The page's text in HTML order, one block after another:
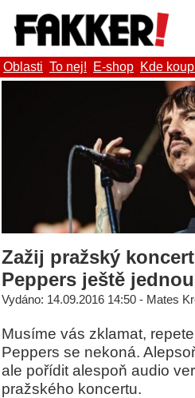
Oblasti To nej! E-shop Kde
Zažij pražský
Peppers ještě
Vydáno: 14.09.2016 14:50 - Mates
Musíme vás zklamat,
Peppers se nekoná.
ale pořídit alespoň audio
pražského koncertu.